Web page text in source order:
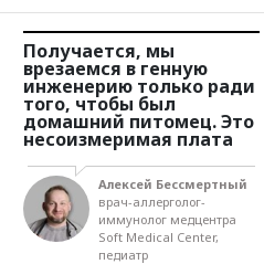
Получается, мы
врезаемся в генную
инженерию только ради
того, чтобы был
домашний питомец. Это
несоизмеримая плата
Алексей Бессмертный
врач-аллерголог-
иммунолог медцентра
Soft Medical Center,
педиатр